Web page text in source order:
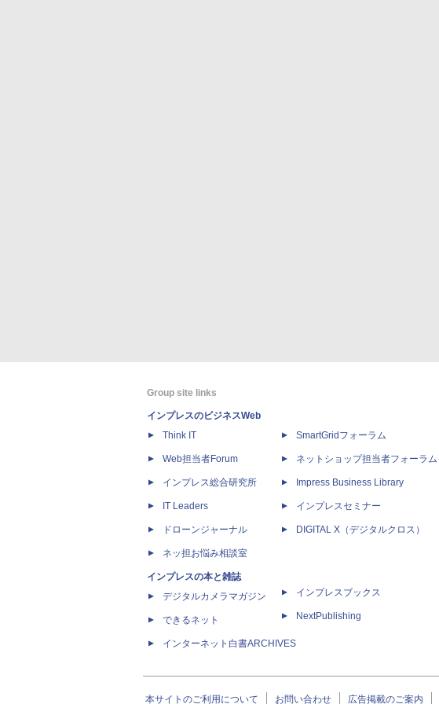
Group site links
インプレスのビジネスWeb
Think IT
Web担当者Forum
インプレス総合研究所
IT Leaders
ドローンジャーナル
ネッ担お悩み相談室
インプレスの本と雑誌
デジタルカメラマガジン
できるネット
インターネット白書ARCHIVES
SmartGridフォーラム
ネットショップ担当者フォーラム
Impress Business Library
インプレスセミナー
DIGITAL X（デジタルクロス）
インプレスブックス
NextPublishing
本サイトのご利用について お問い合わせ 広告掲載のご案内